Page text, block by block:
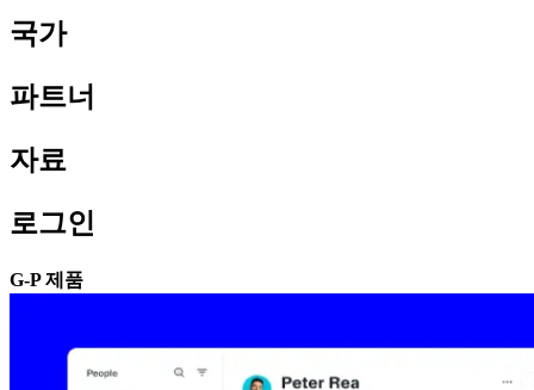
국가​​
파트너​​
자료​​
로그인​​
G-P 제품​​